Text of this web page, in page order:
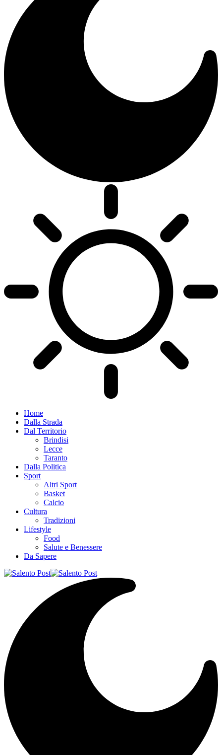
Home
Dalla Strada
Dal Territorio
Brindisi
Lecce
Taranto
Dalla Politica
Sport
Altri Sport
Basket
Calcio
Cultura
Tradizioni
Lifestyle
Food
Salute e Benessere
Da Sapere